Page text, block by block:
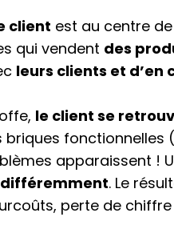
client est au centre de
qui vendent des
leurs clients et d’en
le client se
fonctionnelles (
apparaissent !
. Le
perte de chiffre